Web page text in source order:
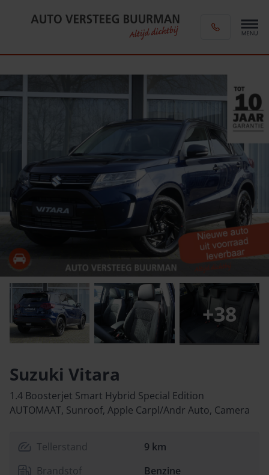
+38
Suzuki Vitara
1.4 Boosterjet Smart Hybrid Special Edition
AUTOMAAT, Sunroof, Apple Carpl/Andr Auto, Camera
Tellerstand
9 km
Brandstof
Benzine